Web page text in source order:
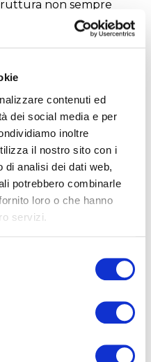
contenuti ed
dei social media e per
inoltre
il nostro sito con i
di analisi dei dati web,
potrebbero combinarle
loro o che hanno
servizi.
non sempre
del colore per indicare
unità percentuali o "em"
contenenti testo
scopo di alcuni link
completa del focus su
di invio per almeno
privi di nome
di